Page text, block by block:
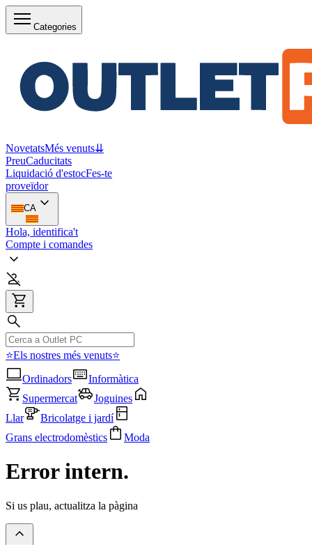
Categories
NovetatsMés venuts⇊
PreuCaducitats
Liquidació d'estocFes-te
proveïdor
CA
Hola, identifica't
Compte i comandes
⭐Els nostres més venuts⭐
Ordinadors
Informàtica
Supermercat
Joguines
Llar
Bricolatge i jardí
Grans electrodomèstics
Moda
Error intern.
Si us plau, actualitza la pàgina